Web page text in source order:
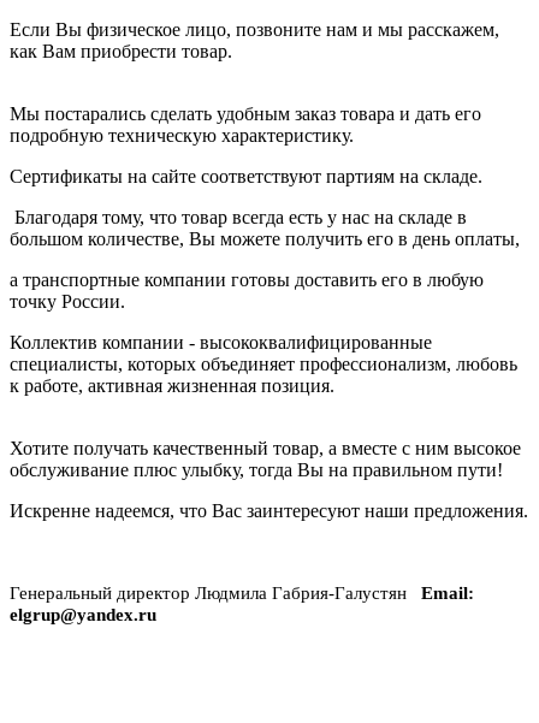
Если Вы физическое лицо, позвоните нам и мы расскажем,
как Вам приобрести товар.
Мы постарались сделать удобным заказ товара и дать его
подробную техническую характеристику.
Сертификаты на сайте соответствуют партиям на складе.
Благодаря тому, что товар всегда есть у нас на складе в
большом количестве, Вы можете получить его в день оплаты,
а транспортные компании готовы доставить его в любую
точку России.
Коллектив компании - высококвалифицированные
специалисты, которых объединяет профессионализм, любовь
к работе, активная жизненная позиция.
Хотите получать качественный товар, а вместе с ним высокое
обслуживание плюс улыбку, тогда Вы на правильном пути!
Искренне надеемся, что Вас заинтересуют наши предложения.
Генеральный директор Людмила Габрия-Галустян Email:
elgrup@yandex.ru